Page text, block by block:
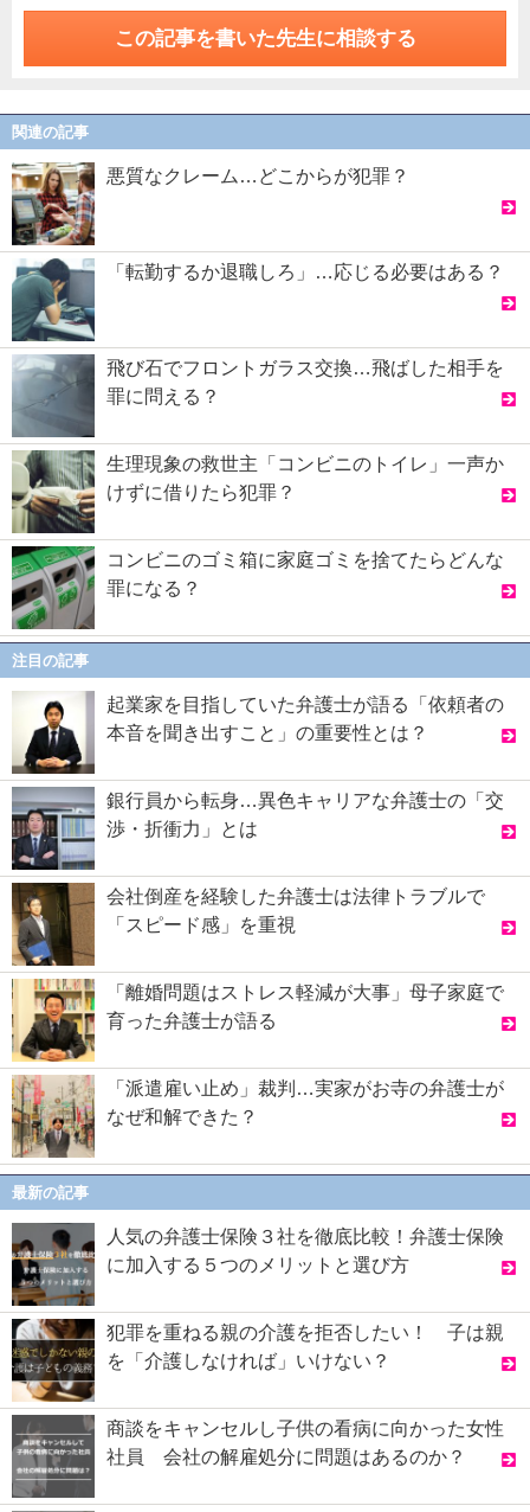
この記事を書いた先生に相談する
関連の記事
悪質なクレーム…どこからが犯罪？
「転勤するか退職しろ」…応じる必要はある？
飛び石でフロントガラス交換…飛ばした相手を
罪に問える？
生理現象の救世主「コンビニのトイレ」一声か
けずに借りたら犯罪？
コンビニのゴミ箱に家庭ゴミを捨てたらどんな
罪になる？
注目の記事
起業家を目指していた弁護士が語る「依頼者の
本音を聞き出すこと」の重要性とは？
銀行員から転身…異色キャリアな弁護士の「交
渉・折衝力」とは
会社倒産を経験した弁護士は法律トラブルで
「スピード感」を重視
「離婚問題はストレス軽減が大事」母子家庭で
育った弁護士が語る
「派遣雇い止め」裁判…実家がお寺の弁護士が
なぜ和解できた？
最新の記事
人気の弁護士保険３社を徹底比較！弁護士保険
に加入する５つのメリットと選び方
犯罪を重ねる親の介護を拒否したい！ 子は親
を「介護しなければ」いけない？
商談をキャンセルし子供の看病に向かった女性
社員 会社の解雇処分に問題はあるのか？